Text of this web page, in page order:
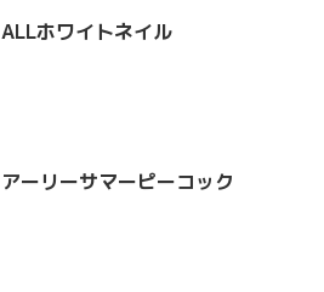
ALLホワイトネイル
アーリーサマーピーコック